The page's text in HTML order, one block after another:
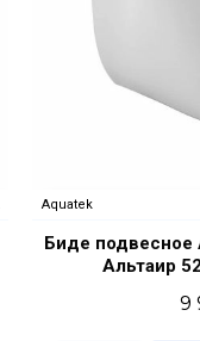
Aquatek
Биде подвесное
Альтаир
9